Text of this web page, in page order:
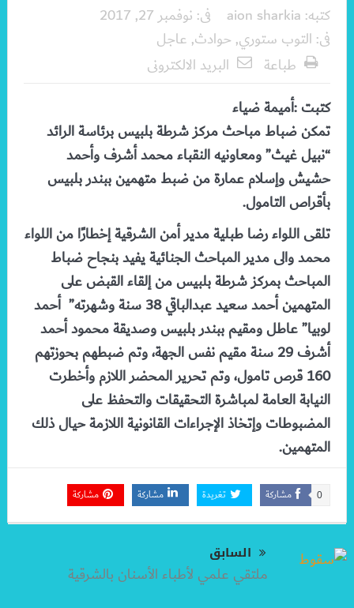
كتبه: aion sharkia فى: نوفمبر 27, 2017
فى: التوب ستوري, حوادث, عاجل
طباعة
البريد الالكترونى
كتبت :أميمة ضياء
تمكن ضباط مباحث مركز شرطة بلبيس برئاسة الرائد
“نبيل غيث” ومعاونيه النقباء محمد أشرف وأحمد
حشيش وإسلام عمارة من ضبط متهمين ببندر بلبيس
بأقراص التامول.
تلقى اللواء رضا طبلية مدير أمن الشرقية إخطارًا من اللواء
محمد والى مدير المباحث الجنائية يفيد بنجاح ضباط
المباحث بمركز شرطة بلبيس من إلقاء القبض على
المتهمين أحمد سعيد عبدالباقي 38 سنة وشهرته” أحمد
لوبيا” عاطل ومقيم ببندر بلبيس وصديقة محمود أحمد
أشرف 29 سنة مقيم نفس الجهة، وتم ضبطهم بحوزتهم
160 قرص تامول، وتم تحرير المحضر اللازم وأخطرت
النيابة العامة لمباشرة التحقيقات والتحفظ على
المضبوطات وإتخاذ الإجراءات القانونية اللازمة حيال ذلك
المتهمين.
مشاركة 0 تغريدة مشاركة مشاركة
السابق
ملتقي علمي لأطباء الأسنان بالشرقية